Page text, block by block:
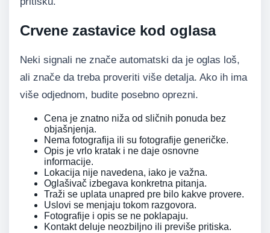
Crvene zastavice kod oglasa
Neki signali ne znače automatski da je oglas loš,
ali znače da treba proveriti više detalja. Ako ih ima
više odjednom, budite posebno oprezni.
Cena je znatno niža od sličnih ponuda bez
objašnjenja.
Nema fotografija ili su fotografije generičke.
Opis je vrlo kratak i ne daje osnovne
informacije.
Lokacija nije navedena, iako je važna.
Oglašivač izbegava konkretna pitanja.
Traži se uplata unapred pre bilo kakve provere.
Uslovi se menjaju tokom razgovora.
Fotografije i opis se ne poklapaju.
Kontakt deluje neozbiljno ili previše pritiska.